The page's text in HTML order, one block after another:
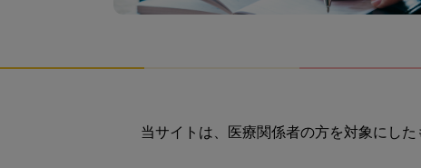
当サイトは、医療関係者の方を対象にし